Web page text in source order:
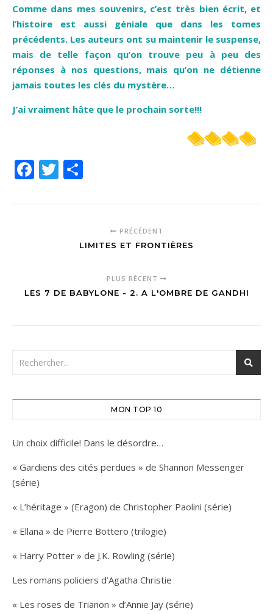
Comme dans mes souvenirs, c’est très bien écrit, et
l’histoire est aussi géniale que dans les tomes
précédents. Les auteurs ont su maintenir le suspense,
mais de telle façon qu’on trouve peu à peu des
réponses à nos questions, mais qu’on ne détienne
jamais toutes les clés du mystère…
J’ai vraiment hâte que le prochain sorte!!!
Facebook
Twitter
PRÉCÉDENT
LIMITES ET FRONTIÈRES
PLUS RÉCENT
LES 7 DE BABYLONE - 2. A L'OMBRE DE GANDHI
MON TOP 10
Un choix difficile! Dans le désordre…
« Gardiens des cités perdues » de Shannon Messenger
(série)
« L’héritage » (Eragon) de Christopher Paolini (série)
« Ellana » de Pierre Bottero (trilogie)
« Harry Potter » de J.K. Rowling (série)
Les romans policiers d’Agatha Christie
« Les roses de Trianon » d’Annie Jay (série)